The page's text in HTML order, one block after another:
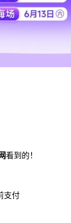
看到的！
支付